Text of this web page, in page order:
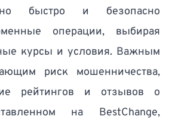
быстро и безопасно
операции, выбирая
курсы и условия. Важным
риск мошенничества,
рейтингов и отзывов о
на BestChange,